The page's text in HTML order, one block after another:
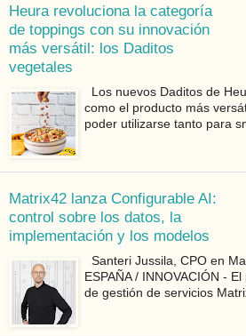
Heura revoluciona la categoría
de toppings con su innovación
más versátil: los Daditos
vegetales
Los nuevos Daditos de
como el producto más
poder utilizarse tanto para
Matrix42 lanza Configurable AI:
control sobre los datos, la
implementación y los modelos
Santeri Jussila, CPO en
ESPAÑA / INNOVACIÓN -
de gestión de servicios